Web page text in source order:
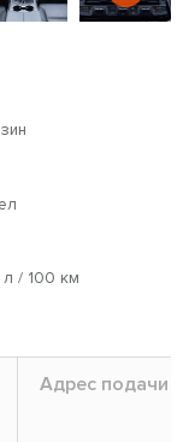
л / 100 км
Адрес подачи